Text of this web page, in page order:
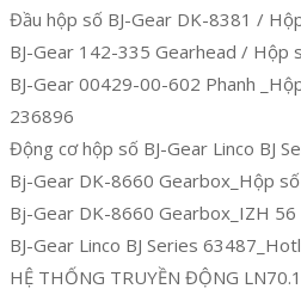
Đầu hộp số BJ-Gear DK-8381 /
BJ-Gear 142-335 Gearhead / Hộp
BJ-Gear 00429-00-602 Phanh
236896
Động cơ hộp số BJ-Gear Linco BJ
Bj-Gear DK-8660 Gearbox_Hộp
Bj-Gear DK-8660 Gearbox_IZH
BJ-Gear Linco BJ Series
HỆ THỐNG TRUYỀN ĐỘNG